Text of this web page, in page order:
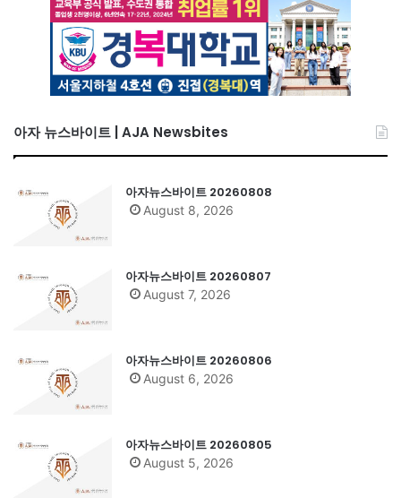
아자 뉴스바이트 | AJA Newsbites
아자뉴스바이트 20260808
August 8, 2026
아자뉴스바이트 20260807
August 7, 2026
아자뉴스바이트 20260806
August 6, 2026
아자뉴스바이트 20260805
August 5, 2026